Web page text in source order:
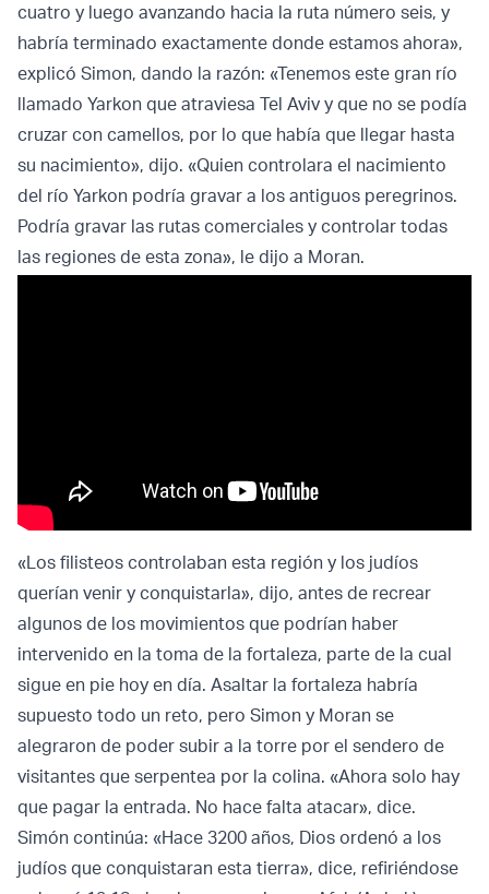
cuatro y luego avanzando hacia la ruta número seis, y
habría terminado exactamente donde estamos ahora»,
explicó Simon, dando la razón: «Tenemos este gran río
llamado Yarkon que atraviesa Tel Aviv y que no se podía
cruzar con camellos, por lo que había que llegar hasta
su nacimiento», dijo. «Quien controlara el nacimiento
del río Yarkon podría gravar a los antiguos peregrinos.
Podría gravar las rutas comerciales y controlar todas
las regiones de esta zona», le dijo a Moran.
«Los filisteos controlaban esta región y los judíos
querían venir y conquistarla», dijo, antes de recrear
algunos de los movimientos que podrían haber
intervenido en la toma de la fortaleza, parte de la cual
sigue en pie hoy en día. Asaltar la fortaleza habría
supuesto todo un reto, pero Simon y Moran se
alegraron de poder subir a la torre por el sendero de
visitantes que serpentea por la colina. «Ahora solo hay
que pagar la entrada. No hace falta atacar», dice.
Simón continúa: «Hace 3200 años, Dios ordenó a los
judíos que conquistaran esta tierra», dice, refiriéndose